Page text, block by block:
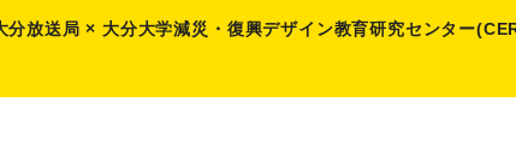
分放送局 × 大分大学減災 ・ 復興デザイン教育研究センター